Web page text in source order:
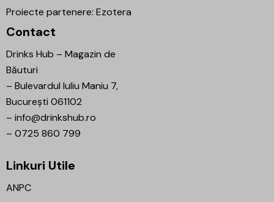
Proiecte partenere: Ezotera
Contact
Drinks Hub – Magazin de
Băuturi
– Bulevardul Iuliu Maniu 7,
București 061102
– info@drinkshub.ro
– 0725 860 799
Linkuri Utile
ANPC